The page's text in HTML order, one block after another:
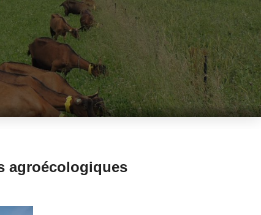
agroécologiques